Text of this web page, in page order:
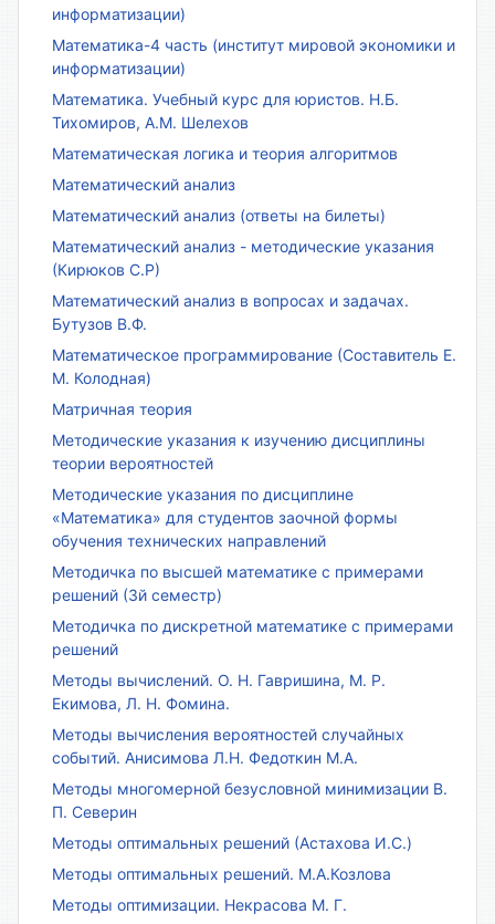
информатизации)
Математика-4 часть (институт мировой экономики и
информатизации)
Математика. Учебный курс для юристов. Н.Б.
Тихомиров, А.М. Шелехов
Математическая логика и теория алгоритмов
Математический анализ
Математический анализ (ответы на билеты)
Математический анализ - методические указания
(Кирюков С.Р)
Математический анализ в вопросах и задачах.
Бутузов В.Ф.
Математическое программирование (Составитель Е.
М. Колодная)
Матричная теория
Методические указания к изучению дисциплины
теории вероятностей
Методические указания по дисциплине
«Математика» для студентов заочной формы
обучения технических направлений
Методичка по высшей математике с примерами
решений (3й семестр)
Методичка по дискретной математике с примерами
решений
Методы вычислений. О. Н. Гавришина, М. Р.
Екимова, Л. Н. Фомина.
Методы вычисления вероятностей случайных
событий. Анисимова Л.Н. Федоткин М.А.
Методы многомерной безусловной минимизации В.
П. Северин
Методы оптимальных решений (Астахова И.С.)
Методы оптимальных решений. М.А.Козлова
Методы оптимизации. Некрасова М. Г.